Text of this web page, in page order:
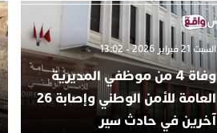
السبت 21 فبراير 2026 - 13:02
وفاة 4 من موظفي المديرية
العامة للأمن الوطني وإصابة 26
آخرين في حادث سير